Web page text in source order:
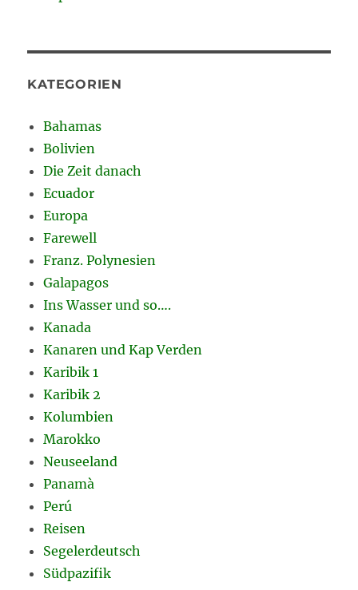
KATEGORIEN
Bahamas
Bolivien
Die Zeit danach
Ecuador
Europa
Farewell
Franz. Polynesien
Galapagos
Ins Wasser und so….
Kanada
Kanaren und Kap Verden
Karibik 1
Karibik 2
Kolumbien
Marokko
Neuseeland
Panamà
Perú
Reisen
Segelerdeutsch
Südpazifik